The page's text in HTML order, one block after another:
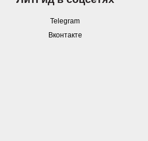
Telegram
Вконтакте